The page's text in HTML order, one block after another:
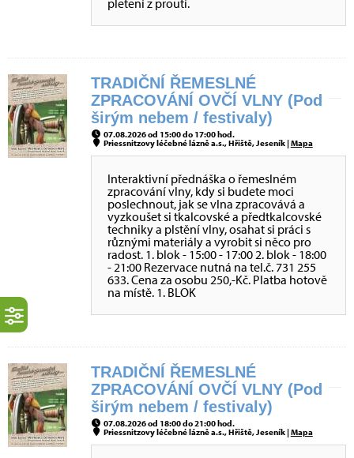
pletení z proutí.
TRADIČNÍ ŘEMESLNÉ
ZPRACOVÁNÍ OVČÍ VLNY (Pod
širým nebem / festivaly)
07.08.2026 od 15:00 do 17:00 hod.
Priessnitzovy léčebné lázně a.s., Hřiště, Jeseník |Mapa
Interaktivní přednáška o řemeslném
zpracování vlny, kdy si budete moci
poslechnout, jak se vlna zpracovává a
vyzkoušet si tkalcovské a předtkalcovské
techniky a plstění vlny, osahat si práci s
různými materiály a vyrobit si něco pro
radost. 1. blok - 15:00 - 17:00 2. blok - 18:00
- 21:00 Rezervace nutná na tel.č. 731 255
633. Cena za osobu 250,-Kč. Platba hotově
na místě. 1. BLOK
TRADIČNÍ ŘEMESLNÉ
ZPRACOVÁNÍ OVČÍ VLNY (Pod
širým nebem / festivaly)
07.08.2026 od 18:00 do 21:00 hod.
Priessnitzovy léčebné lázně a.s., Hřiště, Jeseník |Mapa